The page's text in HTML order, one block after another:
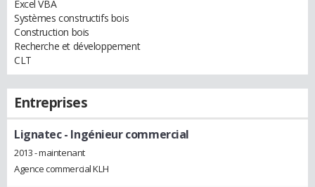
Excel VBA
Systèmes constructifs bois
Construction bois
Recherche et développement
CLT
Entreprises
Lignatec- Ingénieur commercial
2013 - maintenant
Agence commercial KLH